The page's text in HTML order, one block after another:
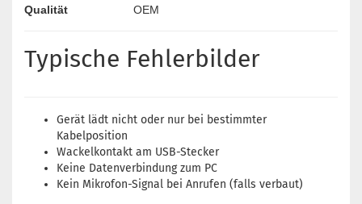
Qualität OEM
Typische Fehlerbilder
Gerät lädt nicht oder nur bei bestimmter
Kabelposition
Wackelkontakt am USB-Stecker
Keine Datenverbindung zum PC
Kein Mikrofon-Signal bei Anrufen (falls verbaut)